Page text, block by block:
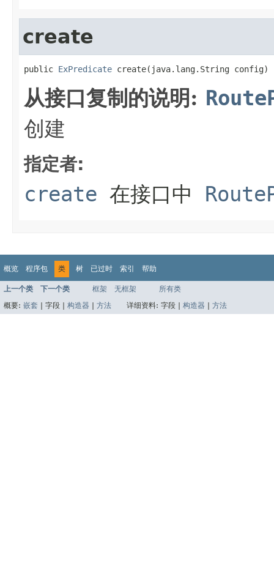
create
public ExPredicate create(java.lang.String config)
从接口复制的说明:
创建
指定者:
create 在接口中
概览 程序包 类 树 已过时 索引 帮助
上一个类 下一个类 框架 无框架
所有类
概要: 嵌套 字段 | 构造器 方法 详细资料: 字段 | 构造器 方法